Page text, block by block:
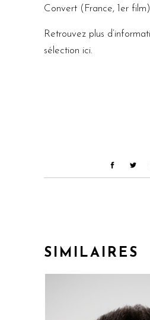
Convert (France, 1er film)
Retrouvez plus
sélection ici.
SIMILAIRES